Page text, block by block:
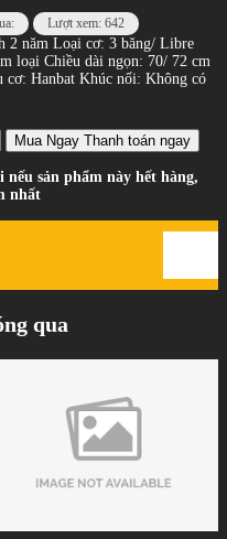
Lượt xem: 642
2 năm Loại cơ: 3 băng/ Libre
loại Chiều dài ngọn: 70/ 72 cm
Hanbat Khúc nối: Không có
Mua Ngay Thanh toán ngay
sản phẩm này hết hàng,
nhất
qua